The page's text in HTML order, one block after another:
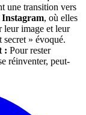
une transition vers
Instagram, où elles
leur image et leur
» évoqué.
: Pour rester
réinventer, peut-